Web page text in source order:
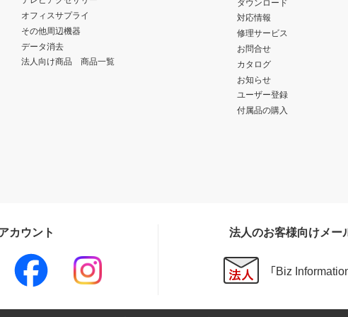
オフィスサプライ
その他周辺機器
データ消去
法人向け商品 商品一覧
対応情報
修理サービス
お問合せ
カタログ
お知らせ
ユーザー登録
付属品の購入
カウント 法人のお客様向けメー
「Biz